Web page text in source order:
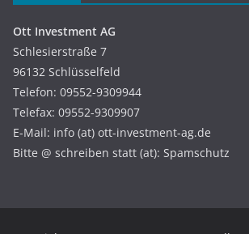
Ott Investment AG
Schlesierstraße 7
96132 Schlüsselfeld
Telefon: 09552-9309944
Telefax: 09552-9309907
E-Mail: info (at) ott-investment-ag.de
Bitte @ schreiben statt (at): Spamschutz